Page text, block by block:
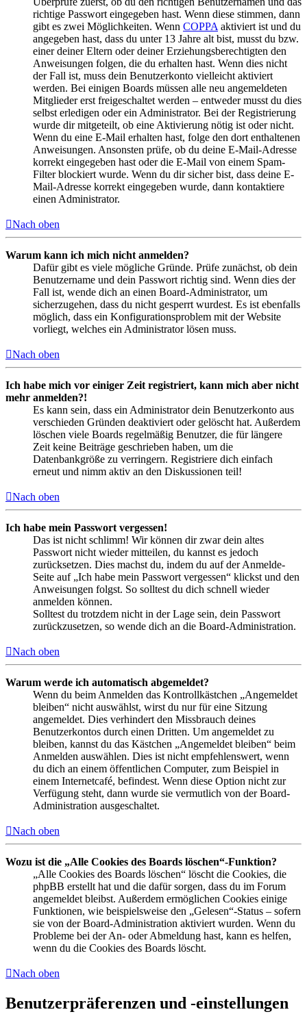
richtige Passwort eingegeben hast. Wenn diese stimmen, dann
gibt es zwei Möglichkeiten. Wenn COPPA aktiviert ist und du
angegeben hast, dass du unter 13 Jahre alt bist, musst du bzw.
einer deiner Eltern oder deiner Erziehungsberechtigten den
Anweisungen folgen, die du erhalten hast. Wenn dies nicht
der Fall ist, muss dein Benutzerkonto vielleicht aktiviert
werden. Bei einigen Boards müssen alle neu angemeldeten
Mitglieder erst freigeschaltet werden – entweder musst du dies
selbst erledigen oder ein Administrator. Bei der Registrierung
wurde dir mitgeteilt, ob eine Aktivierung nötig ist oder nicht.
Wenn du eine E-Mail erhalten hast, folge den dort enthaltenen
Anweisungen. Ansonsten prüfe, ob du deine E-Mail-Adresse
korrekt eingegeben hast oder die E-Mail von einem Spam-
Filter blockiert wurde. Wenn du dir sicher bist, dass deine E-
Mail-Adresse korrekt eingegeben wurde, dann kontaktiere
einen Administrator.
Nach oben
Warum kann ich mich nicht anmelden?
Dafür gibt es viele mögliche Gründe. Prüfe zunächst, ob dein
Benutzername und dein Passwort richtig sind. Wenn dies der
Fall ist, wende dich an einen Board-Administrator, um
sicherzugehen, dass du nicht gesperrt wurdest. Es ist ebenfalls
möglich, dass ein Konfigurationsproblem mit der Website
vorliegt, welches ein Administrator lösen muss.
Nach oben
Ich habe mich vor einiger Zeit registriert, kann mich aber nicht
mehr anmelden?!
Es kann sein, dass ein Administrator dein Benutzerkonto aus
verschieden Gründen deaktiviert oder gelöscht hat. Außerdem
löschen viele Boards regelmäßig Benutzer, die für längere
Zeit keine Beiträge geschrieben haben, um die
Datenbankgröße zu verringern. Registriere dich einfach
erneut und nimm aktiv an den Diskussionen teil!
Nach oben
Ich habe mein Passwort vergessen!
Das ist nicht schlimm! Wir können dir zwar dein altes
Passwort nicht wieder mitteilen, du kannst es jedoch
zurücksetzen. Dies machst du, indem du auf der Anmelde-
Seite auf „Ich habe mein Passwort vergessen“ klickst und den
Anweisungen folgst. So solltest du dich schnell wieder
anmelden können.
Solltest du trotzdem nicht in der Lage sein, dein Passwort
zurückzusetzen, so wende dich an die Board-Administration.
Nach oben
Warum werde ich automatisch abgemeldet?
Wenn du beim Anmelden das Kontrollkästchen „Angemeldet
bleiben“ nicht auswählst, wirst du nur für eine Sitzung
angemeldet. Dies verhindert den Missbrauch deines
Benutzerkontos durch einen Dritten. Um angemeldet zu
bleiben, kannst du das Kästchen „Angemeldet bleiben“ beim
Anmelden auswählen. Dies ist nicht empfehlenswert, wenn
du dich an einem öffentlichen Computer, zum Beispiel in
einem Internetcafé, befindest. Wenn diese Option nicht zur
Verfügung steht, dann wurde sie vermutlich von der Board-
Administration ausgeschaltet.
Nach oben
Wozu ist die „Alle Cookies des Boards löschen“-Funktion?
„Alle Cookies des Boards löschen“ löscht die Cookies, die
phpBB erstellt hat und die dafür sorgen, dass du im Forum
angemeldet bleibst. Außerdem ermöglichen Cookies einige
Funktionen, wie beispielsweise den „Gelesen“-Status – sofern
sie von der Board-Administration aktiviert wurden. Wenn du
Probleme bei der An- oder Abmeldung hast, kann es helfen,
wenn du die Cookies des Boards löscht.
Nach oben
Benutzerpräferenzen und -einstellungen